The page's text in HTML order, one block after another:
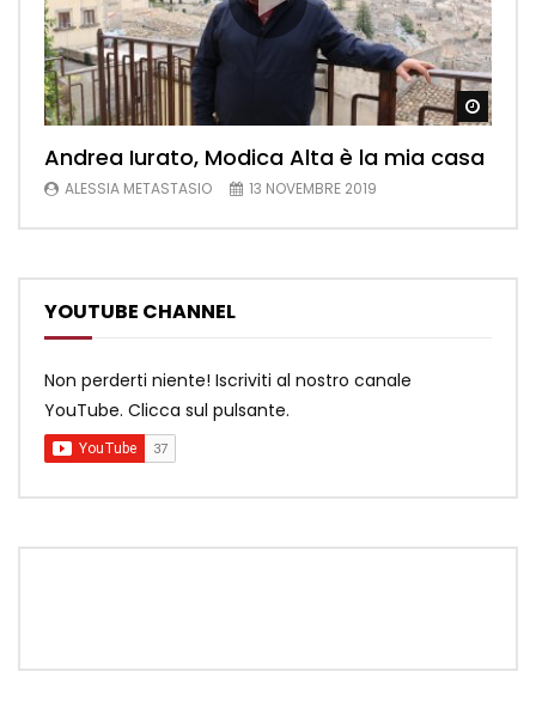
Andrea Iurato, Modica Alta è la mia casa
ALESSIA METASTASIO 13 NOVEMBRE 2019
YOUTUBE CHANNEL
Non perderti niente! Iscriviti al nostro canale
YouTube. Clicca sul pulsante.